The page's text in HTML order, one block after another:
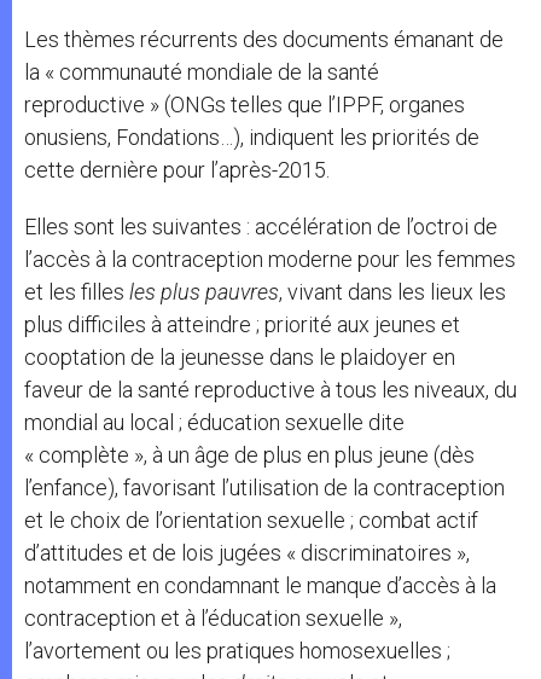
Les thèmes récurrents des documents émanant de
la « communauté mondiale de la santé
reproductive » (ONGs telles que l’IPPF, organes
onusiens, Fondations…), indiquent les priorités de
cette dernière pour l’après-2015.
Elles sont les suivantes : accélération de l’octroi de
l’accès à la contraception moderne pour les femmes
et les filles les plus pauvres, vivant dans les lieux les
plus difficiles à atteindre ; priorité aux jeunes et
cooptation de la jeunesse dans le plaidoyer en
faveur de la santé reproductive à tous les niveaux, du
mondial au local ; éducation sexuelle dite
« complète », à un âge de plus en plus jeune (dès
l’enfance), favorisant l’utilisation de la contraception
et le choix de l’orientation sexuelle ; combat actif
d’attitudes et de lois jugées « discriminatoires »,
notamment en condamnant le manque d’accès à la
contraception et à l’éducation sexuelle »,
l’avortement ou les pratiques homosexuelles ;